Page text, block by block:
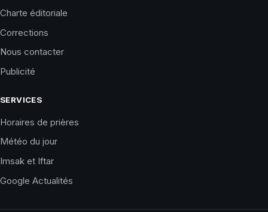
Charte éditoriale
Corrections
Nous contacter
Publicité
SERVICES
Horaires de prières
Météo du jour
Imsak et Iftar
Google Actualités